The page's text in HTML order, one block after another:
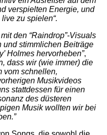
verspielten Energie, und
zu spielen“.
den “Raindrop”-Visuals
und stimmlichen Beiträge
Holmes hervorheben”,
dass wir (wie immer) die
vom schnellen,
Musikvideos
stattdessen für einen
des düsteren
Musik wollten wir bei